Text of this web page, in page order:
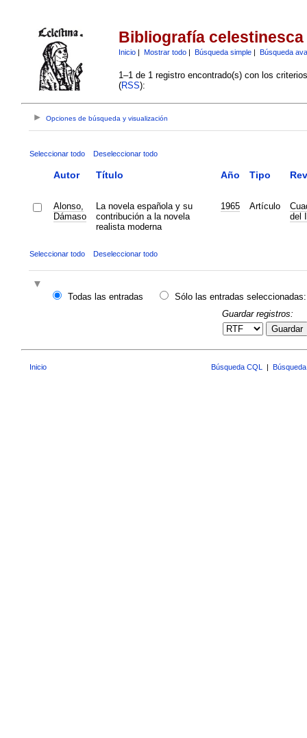
Bibliografía celestinesca
Inicio| Mostrar todo| Búsqueda simple| Búsqueda
1–1 de 1 registro encontrado(s) con los
(RSS):
Opciones de búsqueda y visualización
Seleccionar todo Deseleccionar todo
Autor Título Año Tipo
Alonso,
Dámaso
La novela española y su
contribución a la novela
realista moderna
1965 Artículo
del
Seleccionar todo Deseleccionar todo
Todas las entradas
Sólo las entradas seleccionadas:
Guardar registros:
Guardar
Inicio Búsqueda CQL